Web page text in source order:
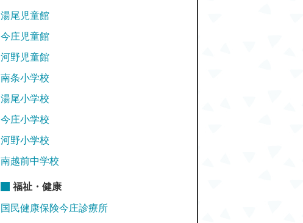
湯尾児童館
今庄児童館
河野児童館
南条小学校
湯尾小学校
今庄小学校
河野小学校
南越前中学校
福祉・健康
国民健康保険今庄診療所